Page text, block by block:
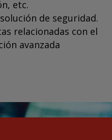
etc.
de seguridad.
relacionadas con el
avanzada